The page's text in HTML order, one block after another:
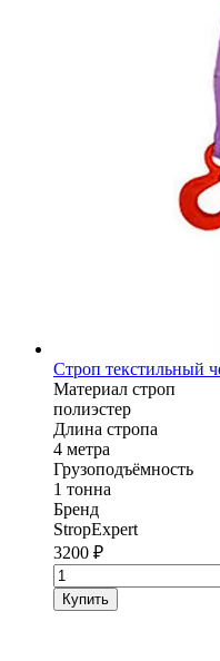
Строп текстильный
Материал строп
полиэстер
Длина стропа
4 метра
Грузоподъёмность
1 тонна
Бренд
StropExpert
3200 ₽
Количество
товара
Строп
Купить